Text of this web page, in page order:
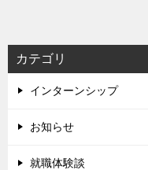
カテゴリ
インターンシップ
お知らせ
就職体験談